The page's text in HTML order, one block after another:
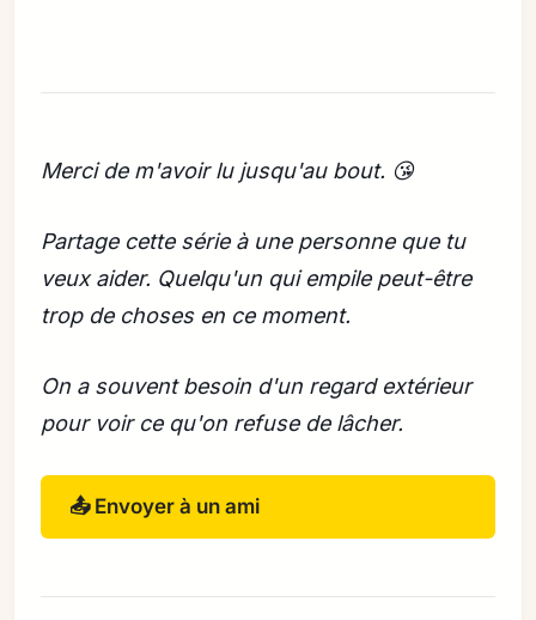
Merci de m'avoir lu jusqu'au bout. 😘
Partage cette série à une personne que tu
veux aider. Quelqu'un qui empile peut-être
trop de choses en ce moment.
On a souvent besoin d'un regard extérieur
pour voir ce qu'on refuse de lâcher.
📤 Envoyer à un ami